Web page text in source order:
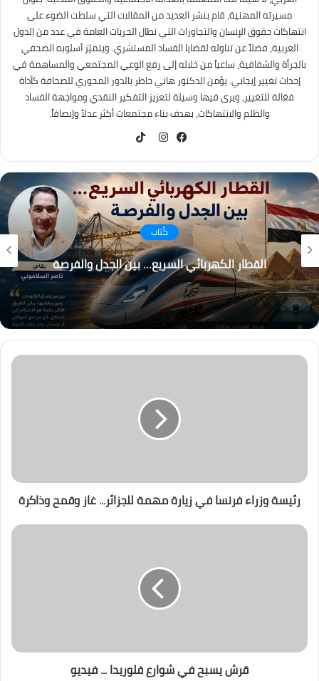
مسيرته المهنية، قام بنشر العديد من المقالات التي سلطت الضوء على
انتهاكات حقوق الإنسان والتجاوزات التي تطال الحريات العامة في عدد من الدول
العربية، فضلاً عن تناوله لقضايا الفساد المستشري. ويتميّز أسلوبه الصحفي
بالجرأة والشفافية، ساعياً من خلاله إلى رفع الوعي المجتمعي والمساهمة في
إحداث تغيير إيجابي. يؤمن الدكتور هاني خاطر بالدور المحوري للصحافة كأداة
فعّالة للتغيير، ويرى فيها وسيلة لتعزيز التفكير النقدي ومواجهة الفساد
والظلم والانتهاكات، بهدف بناء مجتمعات أكثر عدلاً وإنصافاً.
كُتاب
القطار الكهربائي السريع… بين الجدل والفرصة
رئيسة وزراء فرنسا في زيارة مهمة للجزائر... غاز وقمح وذاكرة
قرش يسبح في شوارع فلوريدا ... فيديو